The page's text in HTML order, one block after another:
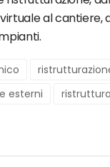
al cantiere,
esterni